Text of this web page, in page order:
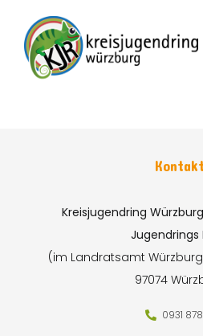
Kontakt
Kreisjugendring
Jugendrings
(im Landratsamt
97074
0931